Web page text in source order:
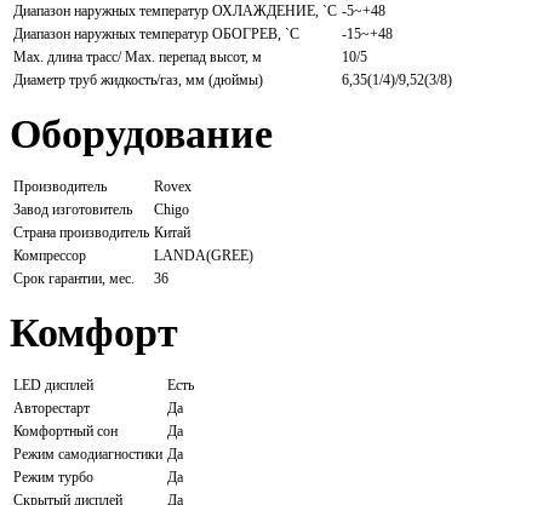
Диапазон наружных температур ОХЛАЖДЕНИЕ, `С -5~+48
Диапазон наружных температур ОБОГРЕВ, `С
-15~+48
Мах. длина трасс/ Мах. перепад высот, м
10/5
Диаметр труб жидкость/газ, мм (дюймы)
6,35(1/4)/9,52(3/8)
Оборудование
Производитель
Rovex
Завод изготовитель
Chigo
Страна производитель Китай
Компрессор
LANDA(GREE)
Срок гарантии, мес.
36
Комфорт
LED дисплей
Есть
Авторестарт
Да
Комфортный сон
Да
Режим самодиагностики Да
Режим турбо
Да
Скрытый дисплей
Да